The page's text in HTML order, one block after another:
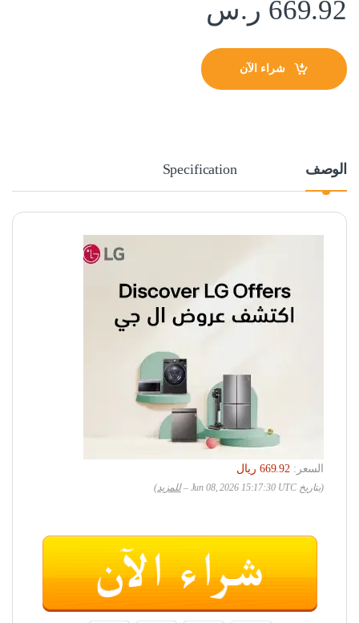
669.92 ر.س
شراء الآن
الوصف Specification
السعر:
(بتاريخ Jun 08, 2026 15:17:30 UTC – للمزيد)